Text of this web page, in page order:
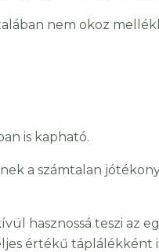
nem okoz
is kapható.
a számtalan
hasznossá teszi az
értékű táplálékként